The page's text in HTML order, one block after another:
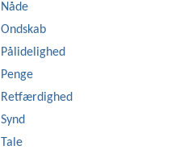
Nåde
Ondskab
Pålidelighed
Penge
Retfærdighed
Synd
Tale